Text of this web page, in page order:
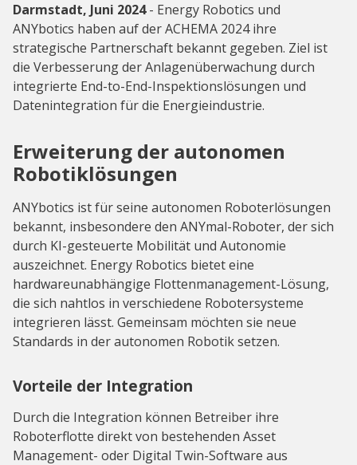
Darmstadt, Juni 2024- Energy Robotics und
ANYbotics haben auf der ACHEMA 2024 ihre
strategische Partnerschaft bekannt gegeben. Ziel ist
die Verbesserung der Anlagenüberwachung durch
integrierte End-to-End-Inspektionslösungen und
Datenintegration für die Energieindustrie.
Erweiterung der autonomen
Robotiklösungen
ANYbotics ist für seine autonomen Roboterlösungen
bekannt, insbesondere den ANYmal-Roboter, der sich
durch KI-gesteuerte Mobilität und Autonomie
auszeichnet. Energy Robotics bietet eine
hardwareunabhängige Flottenmanagement-Lösung,
die sich nahtlos in verschiedene Robotersysteme
integrieren lässt. Gemeinsam möchten sie neue
Standards in der autonomen Robotik setzen.
Vorteile der Integration
Durch die Integration können Betreiber ihre
Roboterflotte direkt von bestehenden Asset
Management- oder Digital Twin-Software aus